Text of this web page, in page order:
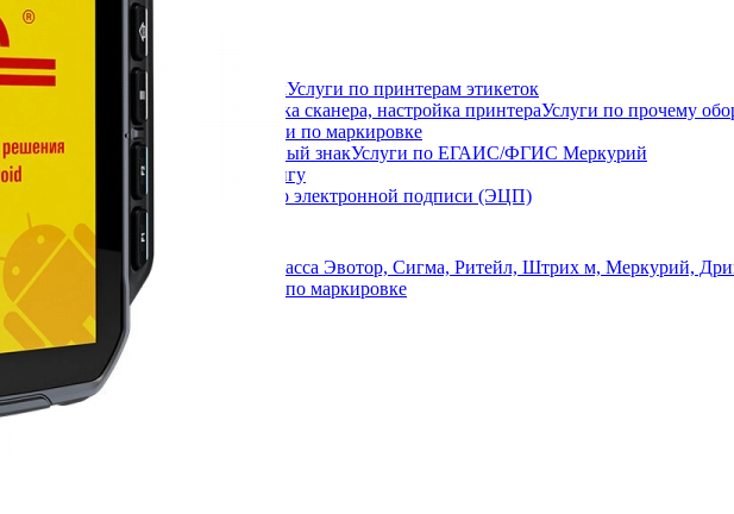
этикетка
Услуги по принтерам этикеток
Услуги по прочему
Услуги по маркировке
Услуги по ЕГАИС/ФГИС Меркурий
Услуги по эквайрингу
Услуги по электронной подписи (ЭЦП)
Услуги по маркировке